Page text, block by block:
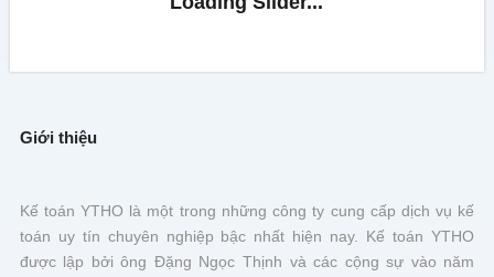
Giới thiệu
Kế toán YTHO là một trong những công ty cung cấp dịch vụ kế
toán uy tín chuyên nghiệp bậc nhất hiện nay. Kế toán YTHO
được lập bởi ông Đặng Ngọc Thịnh và các cộng sự vào năm